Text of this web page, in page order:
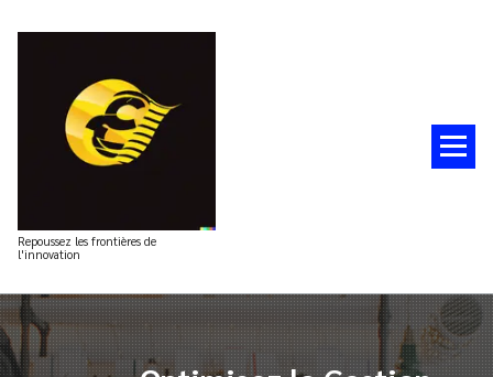
Repoussez les frontières de
l'innovation